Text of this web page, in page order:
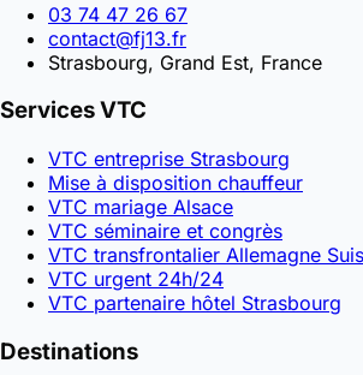
03 74 47 26 67
contact@fj13.fr
Strasbourg, Grand Est, France
Services VTC
VTC entreprise Strasbourg
Mise à disposition chauffeur
VTC mariage Alsace
VTC séminaire et congrès
VTC transfrontalier Allemagne
VTC urgent 24h/24
VTC partenaire hôtel Strasbourg
Destinations